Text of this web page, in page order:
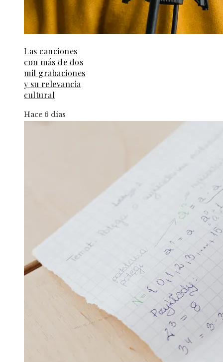
Las canciones
con más de dos
mil grabaciones
y su relevancia
cultural
Hace 6 días